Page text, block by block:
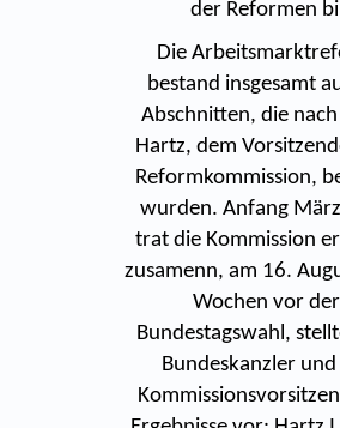
der Reformen
Die
bestand insgesamt
Abschnitten, die
Hartz, dem
Reformkommission,
wurden. Anfang
trat die Kommission
zusamenn, am 16.
Wochen vor der
Bundestagswahl,
Bundeskanzler